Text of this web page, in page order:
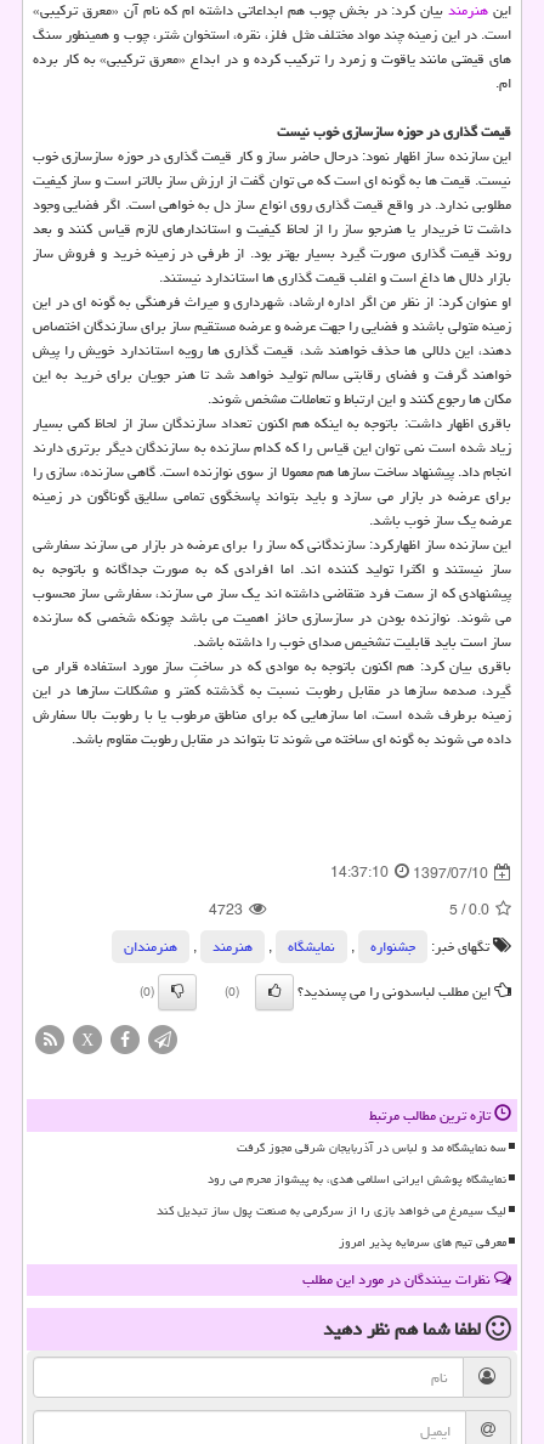
اینهنرمندبیان كرد: در بخش چوب هم ابداعاتی داشته ام كه نام آن «معرق تركیبی»
است. در این زمینه چند مواد مختلف مثل فلز، نقره، استخوان شتر، چوب و همینطور سنگ
های قیمتی مانند یاقوت و زمرد را تركیب كرده و در ابداع «معرق تركیبی» به كار برده
ام.
قیمت گذاری در حوزه سازسازی خوب نیست
این سازنده ساز اظهار نمود: درحال حاضر ساز و كار قیمت گذاری در حوزه سازسازی خوب
نیست. قیمت ها به گونه ای است كه می توان گفت از ارزش ساز بالاتر است و ساز كیفیت
مطلوبی ندارد. در واقع قیمت گذاری روی انواع ساز دل به خواهی است. اگر فضایی وجود
داشت تا خریدار یا هنرجو ساز را از لحاظ كیفیت و استاندارهای لازم قیاس كنند و بعد
روند قیمت گذاری صورت گیرد بسیار بهتر بود. از طرفی در زمینه خرید و فروش ساز
بازار دلال ها داغ است و اغلب قیمت گذاری ها استاندارد نیستند.
او عنوان كرد: از نظر من اگر اداره ارشاد، شهرداری و میراث فرهنگی به گونه ای در این
زمینه متولی باشند و فضایی را جهت عرضه و عرضه مستقیم ساز برای سازندگان اختصاص
دهند، این دلالی ها حذف خواهند شد، قیمت گذاری ها رویه استاندارد خویش را پیش
خواهند گرفت و فضای رقابتی سالم تولید خواهد شد تا هنر جویان برای خرید به این
مكان ها رجوع كنند و این ارتباط و تعاملات مشخص شوند.
باقری اظهار داشت: باتوجه به اینكه هم اكنون تعداد سازندگان ساز از لحاظ كمی بسیار
زیاد شده است نمی توان این قیاس را كه كدام سازنده به سازندگان دیگر برتری دارند
انجام داد. پیشنهاد ساخت سازها هم معمولا از سوی نوازنده است. گاهی سازنده، سازی را
برای عرضه در بازار می سازد و باید بتواند پاسخگوی تمامی سلایق گوناگون در زمینه
عرضه یك ساز خوب باشد.
این سازنده ساز اظهاركرد: سازندگانی كه ساز را برای عرضه در بازار می سازند سفارشی
ساز نیستند و اكثرا تولید كننده اند. اما افرادی كه به صورت جداگانه و باتوجه به
پیشنهادی كه از سمت فرد متقاضی داشته اند یك ساز می سازند، سفارشی ساز محسوب
می شوند. نوازنده بودن در سازسازی حائز اهمیت می باشد چونكه شخصی كه سازنده
ساز است باید قابلیت تشخیص صدای خوب را داشته باشد.
باقری بیان كرد: هم اكنون باتوجه به موادی كه در ساختِ ساز مورد استفاده قرار می
گیرد، صدمه سازها در مقابل رطوبت نسبت به گذشته كمتر و مشكلات سازها در این
زمینه برطرف شده است، اما سازهایی كه برای مناطق مرطوب یا با رطوبت بالا سفارش
داده می شوند به گونه ای ساخته می شوند تا بتواند در مقابل رطوبت مقاوم باشد.
1397/07/10
14:37:10
0.0
/
5
4723
تگهای خبر:
جشنواره , نمایشگاه , هنرمند ,
هنرمندان
این مطلب لباسدونی را می پسندید؟
(0)
(0)
X
تازه ترین مطالب مرتبط
سه نمایشگاه مد و لباس در آذربایجان شرقی مجوز گرفت
نمایشگاه پوشش ایرانی اسلامی هدی، به پیشواز محرم می رود
لیگ سیمرغ می خواهد بازی را از سرگرمی به صنعت پول ساز تبدیل کند
معرفی تیم های سرمایه پذیر امروز
نظرات بینندگان در مورد این مطلب
لطفا شما همنظر دهید